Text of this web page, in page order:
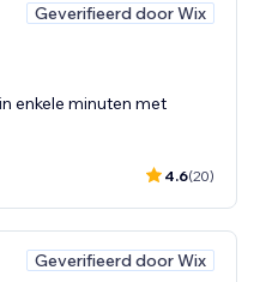
Geverifieerd door Wix
enkele minuten met
4.6(20)
Geverifieerd door Wix